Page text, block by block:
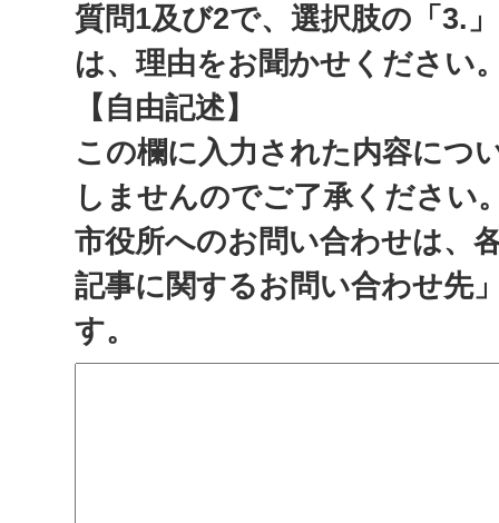
質問1及び2で、選択肢の「3.
は、理由をお聞かせください
【自由記述】
この欄に入力された内容につ
しませんのでご了承ください
市役所へのお問い合わせは、
記事に関するお問い合わせ先
す。